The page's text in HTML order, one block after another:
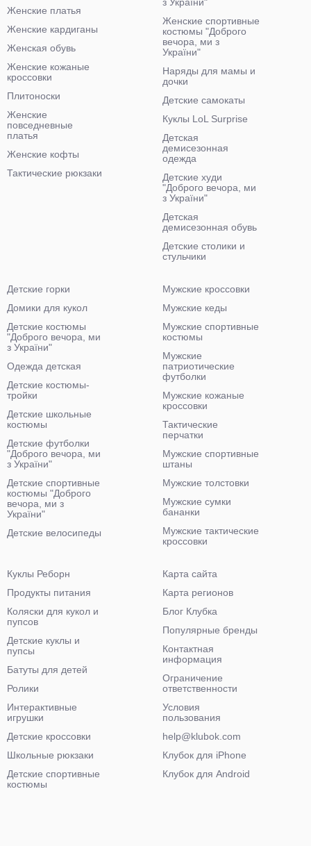
Женские платья
Женские кардиганы
Женская обувь
Женские кожаные
кроссовки
Плитоноски
Женские
повседневные
платья
Женские кофты
Тактические рюкзаки
Женские спортивные
костюмы "Доброго
вечора, ми з
України"
Наряды для мамы и
дочки
Детские самокаты
Куклы LoL Surprise
Детская
демисезонная
одежда
Детские худи
"Доброго вечора, ми
з України"
Детская
демисезонная обувь
Детские столики и
стульчики
Детские горки
Домики для кукол
Детские костюмы
"Доброго вечора, ми
з України"
Одежда детская
Детские костюмы-
тройки
Детские школьные
костюмы
Детские футболки
"Доброго вечора, ми
з України"
Детские спортивные
костюмы "Доброго
вечора, ми з
України"
Детские велосипеды
Мужские кроссовки
Мужские кеды
Мужские спортивные
костюмы
Мужские
патриотические
футболки
Мужские кожаные
кроссовки
Тактические
перчатки
Мужские спортивные
штаны
Мужские толстовки
Мужские сумки
бананки
Мужские тактические
кроссовки
Куклы Реборн
Продукты питания
Коляски для кукол и
пупсов
Детские куклы и
пупсы
Батуты для детей
Ролики
Интерактивные
игрушки
Детские кроссовки
Школьные рюкзаки
Детские спортивные
костюмы
Карта сайта
Карта регионов
Блог Клубка
Популярные бренды
Контактная
информация
Ограничение
ответственности
Условия
пользования
help@klubok.com
Клубок для iPhone
Клубок для Android